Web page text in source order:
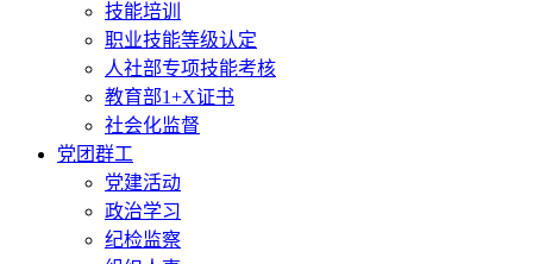
技能培训
职业技能等级认定
人社部专项技能考核
教育部1+X证书
社会化监督
党团群工
党建活动
政治学习
纪检监察